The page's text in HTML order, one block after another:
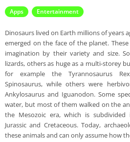
Apps Entertainment
Dinosaurs lived on Earth millions of years
emerged on the face of the planet.
imagination by their variety and size.
lizards, others as huge as a multi-storey
for example the Tyrannosaurus
Spinosaurus, while others were
Ankylosaurus and Iguanodon. Some
water, but most of them walked on the
the Mesozoic era, which is subdivided
Jurassic and Cretaceous. Today,
these animals and can only assume how